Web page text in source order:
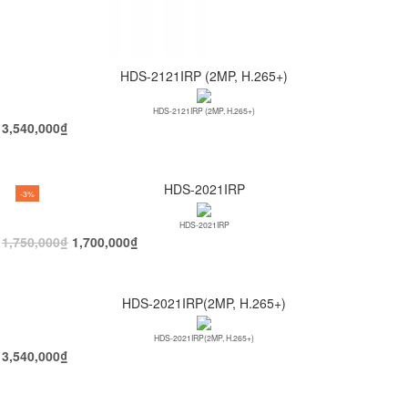
HDS-2121IRP (2MP, H.265+)
HDS-2121IRP (2MP, H.265+)
3,540,000₫
-3% HDS-2021IRP
HDS-2021IRP
1,750,000₫ 1,700,000₫
HDS-2021IRP(2MP, H.265+)
HDS-2021IRP(2MP, H.265+)
3,540,000₫